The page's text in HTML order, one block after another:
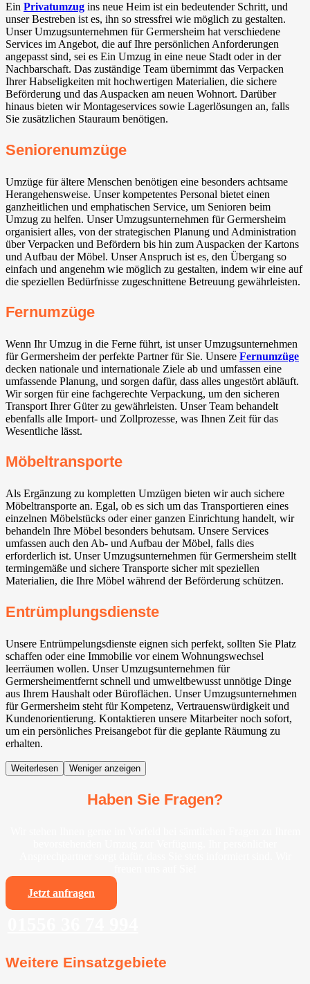
Ein Privatumzug ins neue Heim ist ein bedeutender Schritt, und
unser Bestreben ist es, ihn so stressfrei wie möglich zu gestalten.
Unser Umzugsunternehmen für Germersheim hat verschiedene
Services im Angebot, die auf Ihre persönlichen Anforderungen
angepasst sind, sei es Ein Umzug in eine neue Stadt oder in der
Nachbarschaft. Das zuständige Team übernimmt das Verpacken
Ihrer Habseligkeiten mit hochwertigen Materialien, die sichere
Beförderung und das Auspacken am neuen Wohnort. Darüber
hinaus bieten wir Montageservices sowie Lagerlösungen an, falls
Sie zusätzlichen Stauraum benötigen.
Seniorenumzüge
Umzüge für ältere Menschen benötigen eine besonders achtsame
Herangehensweise. Unser kompetentes Personal bietet einen
ganzheitlichen und emphatischen Service, um Senioren beim
Umzug zu helfen. Unser Umzugsunternehmen für Germersheim
organisiert alles, von der strategischen Planung und Administration
über Verpacken und Befördern bis hin zum Auspacken der Kartons
und Aufbau der Möbel. Unser Anspruch ist es, den Übergang so
einfach und angenehm wie möglich zu gestalten, indem wir eine auf
die speziellen Bedürfnisse zugeschnittene Betreuung gewährleisten.
Fernumzüge
Wenn Ihr Umzug in die Ferne führt, ist unser Umzugsunternehmen
für Germersheim der perfekte Partner für Sie. Unsere Fernumzüge
decken nationale und internationale Ziele ab und umfassen eine
umfassende Planung, und sorgen dafür, dass alles ungestört abläuft.
Wir sorgen für eine fachgerechte Verpackung, um den sicheren
Transport Ihrer Güter zu gewährleisten. Unser Team behandelt
ebenfalls alle Import- und Zollprozesse, was Ihnen Zeit für das
Wesentliche lässt.
Möbeltransporte
Als Ergänzung zu kompletten Umzügen bieten wir auch sichere
Möbeltransporte an. Egal, ob es sich um das Transportieren eines
einzelnen Möbelstücks oder einer ganzen Einrichtung handelt, wir
behandeln Ihre Möbel besonders behutsam. Unsere Services
umfassen auch den Ab- und Aufbau der Möbel, falls dies
erforderlich ist. Unser Umzugsunternehmen für Germersheim stellt
termingemäße und sichere Transporte sicher mit speziellen
Materialien, die Ihre Möbel während der Beförderung schützen.
Entrümplungsdienste
Unsere Entrümpelungsdienste eignen sich perfekt, sollten Sie Platz
schaffen oder eine Immobilie vor einem Wohnungswechsel
leerräumen wollen. Unser Umzugsunternehmen für
Germersheimentfernt schnell und umweltbewusst unnötige Dinge
aus Ihrem Haushalt oder Büroflächen. Unser Umzugsunternehmen
für Germersheim steht für Kompetenz, Vertrauenswürdigkeit und
Kundenorientierung. Kontaktieren unsere Mitarbeiter noch sofort,
um ein persönliches Preisangebot für die geplante Räumung zu
erhalten.
Weiterlesen Weniger anzeigen
Haben Sie Fragen?
Jetzt anfragen
Weitere Einsatzgebiete